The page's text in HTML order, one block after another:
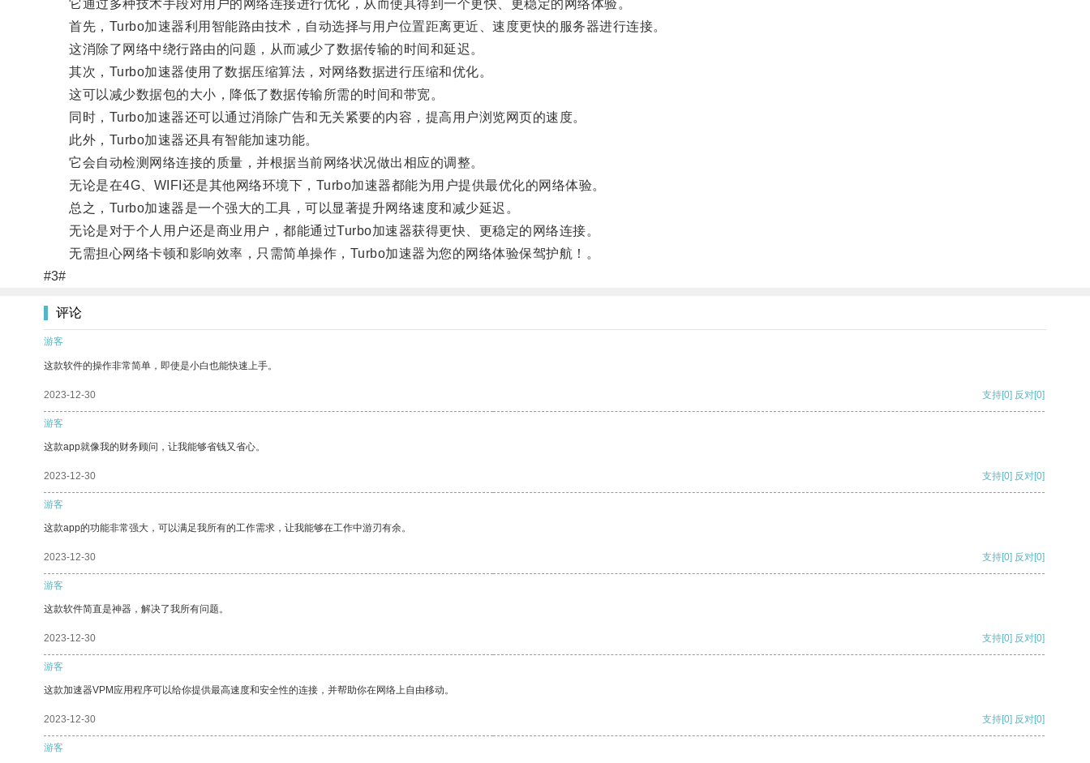
它通过多种技术手段对用户的网络连接进行优化，从而使其得到一个更快、更稳定的网络体验。
首先，Turbo加速器利用智能路由技术，自动选择与用户位置距离更近、速度更快的服务器进行连接。
这消除了网络中绕行路由的问题，从而减少了数据传输的时间和延迟。
其次，Turbo加速器使用了数据压缩算法，对网络数据进行压缩和优化。
这可以减少数据包的大小，降低了数据传输所需的时间和带宽。
同时，Turbo加速器还可以通过消除广告和无关紧要的内容，提高用户浏览网页的速度。
此外，Turbo加速器还具有智能加速功能。
它会自动检测网络连接的质量，并根据当前网络状况做出相应的调整。
无论是在4G、WIFI还是其他网络环境下，Turbo加速器都能为用户提供最优化的网络体验。
总之，Turbo加速器是一个强大的工具，可以显著提升网络速度和减少延迟。
无论是对于个人用户还是商业用户，都能通过Turbo加速器获得更快、更稳定的网络连接。
无需担心网络卡顿和影响效率，只需简单操作，Turbo加速器为您的网络体验保驾护航！。
#3#
评论
游客
这款软件的操作非常简单，即使是小白也能快速上手。
2023-12-30 支持[0] 反对[0]
游客
这款app就像我的财务顾问，让我能够省钱又省心。
2023-12-30 支持[0] 反对[0]
游客
这款app的功能非常强大，可以满足我所有的工作需求，让我能够在工作中游刃有余。
2023-12-30 支持[0] 反对[0]
游客
这款软件简直是神器，解决了我所有问题。
2023-12-30 支持[0] 反对[0]
游客
这款加速器VPM应用程序可以给你提供最高速度和安全性的连接，并帮助你在网络上自由移动。
2023-12-30 支持[0] 反对[0]
游客